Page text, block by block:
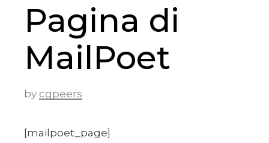
Pagina di
MailPoet
by cgpeers
[mailpoet_page]